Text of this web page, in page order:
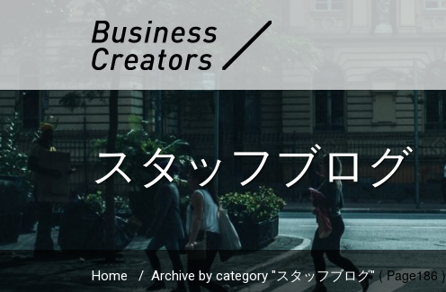
スタッフブログ
Home / Archive by category "スタッフブログ" ( Page186 )